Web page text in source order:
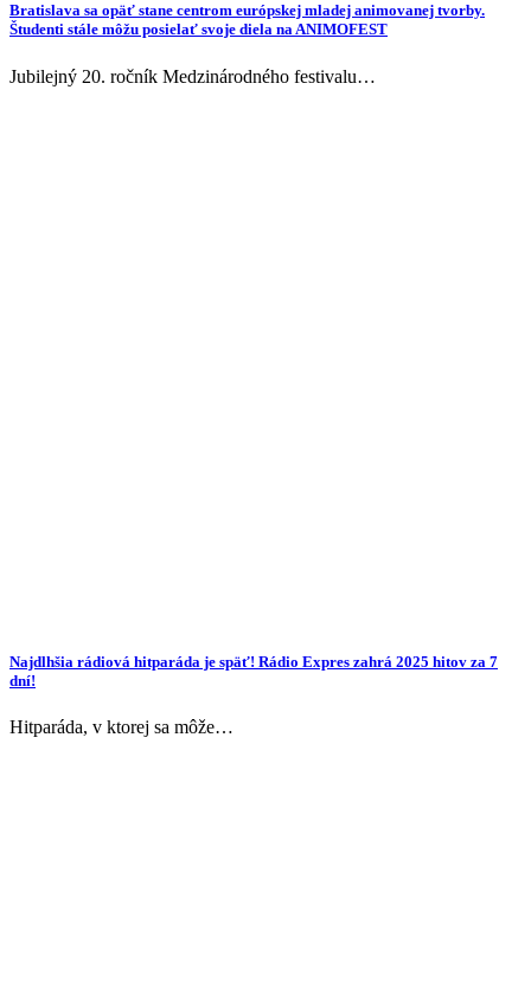
Bratislava sa opäť stane centrom európskej mladej animovanej tvorby.
Študenti stále môžu posielať svoje diela na ANIMOFEST
Jubilejný 20. ročník Medzinárodného festivalu…
Najdlhšia rádiová hitparáda je späť! Rádio Expres zahrá 2025 hitov za 7
dní!
Hitparáda, v ktorej sa môže…